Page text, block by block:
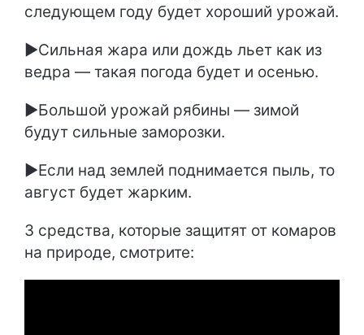
следующем году будет хороший урожай.
►Сильная жара или дождь льет как из
ведра — такая погода будет и осенью.
►Большой урожай рябины — зимой
будут сильные заморозки.
►Если над землей поднимается пыль, то
август будет жарким.
3 средства, которые защитят от комаров
на природе, смотрите: